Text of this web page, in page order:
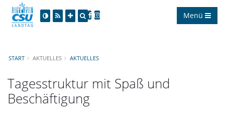
Menü
START AKTUELLES AKTUELLES
Tagesstruktur mit Spaß und
Beschäftigung